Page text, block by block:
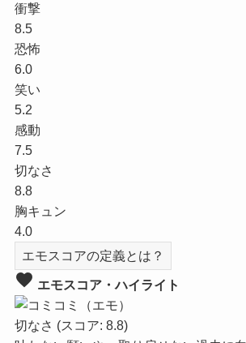
衝撃
8.5
恐怖
6.0
笑い
5.2
感動
7.5
切なさ
8.8
胸キュン
4.0
エモスコアの定義とは？
favorite エモスコア・ハイライト
切なさ (スコア: 8.8)